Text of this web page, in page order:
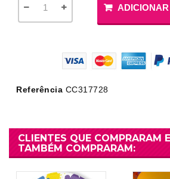
Referência CC317728
CLIENTES QUE COMPRARAM
TAMBÉM COMPRARAM: